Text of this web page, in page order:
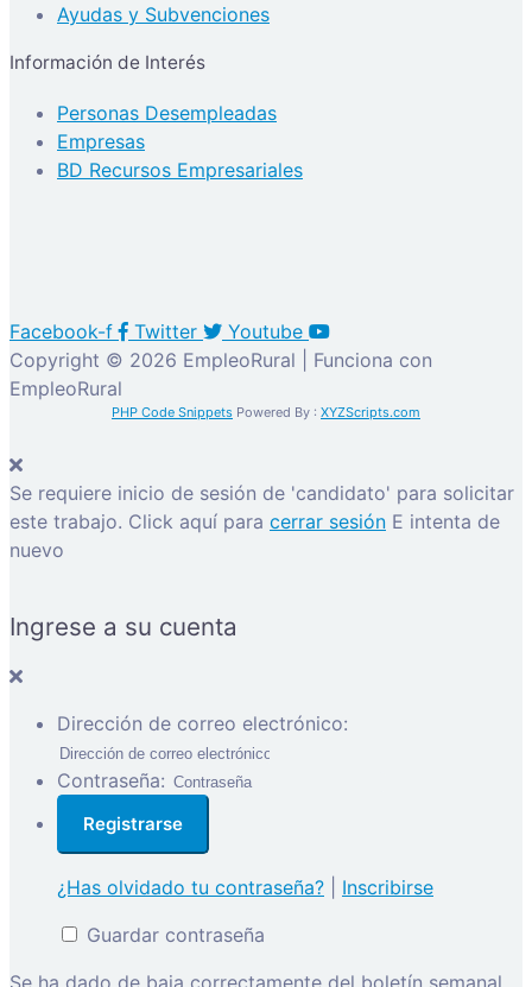
Ayudas y Subvenciones
Información de Interés
Personas Desempleadas
Empresas
BD Recursos Empresariales
Facebook-f Twitter
Youtube
Copyright © 2026 EmpleoRural | Funciona con
EmpleoRural
PHP Code Snippets Powered By : XYZScripts.com
Se requiere inicio de sesión de 'candidato' para solicitar
este trabajo. Click aquí para cerrar sesión E intenta de
nuevo
Ingrese a su cuenta
Dirección de correo electrónico:
Contraseña:
¿Has olvidado tu contraseña?
Inscribirse
Guardar contraseña
Se ha dado de baja correctamente del boletín semanal